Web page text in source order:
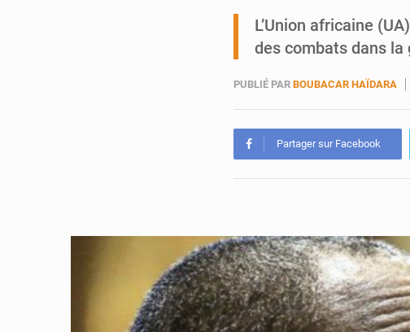
L’Union africaine
des combats dans
PUBLIÉ PAR BOUBACAR HAÏDARA
Partager sur Facebook